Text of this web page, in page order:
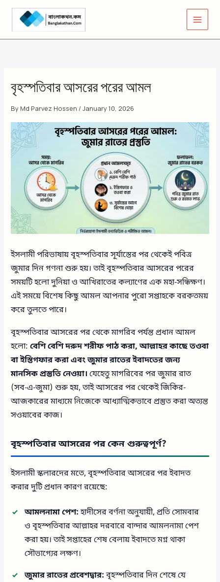
Skip
content
বৃহস্পতিবার আসরের পরের আমল
By Md Parvez Hossen /January 10, 2026
ইসলামী পরিভাষায় বৃহস্পতিবার সূর্যাস্তের পর থেকেই পবিত্র
জুমার দিন গণনা শুরু হয়। তাই বৃহস্পতিবার আসরের পরের
সময়টি হলো দুনিয়া ও আখিরাতের কল্যাণের এক মহা-সন্ধিক্ষণ।
এই সময়ে বিশেষ কিছু আমল আপনার পুরো সপ্তাহকে বরকতময়
করে তুলতে পারে।
বৃহস্পতিবার আসরের পর থেকে মাগরিব পর্যন্ত প্রধান আমল
হলো:বেশি বেশি দরুদ শরীফ পাঠ করা, আল্লাহর কাছে তওবা
বা ইস্তিগফার করা এবং জুমার রাতের ইবাদতের জন্য
মানসিক প্রস্তুতি নেওয়া। যেহেতু মাগরিবের পর জুমার রাত
(সব-এ-জুমা) শুরু হয়, তাই আসরের পর থেকেই জিকির-
আজকারের মাধ্যমে নিজেকে আধ্যাত্মিকভাবে প্রস্তুত করা অত্যন্ত
সওয়াবের কাজ।
বৃহস্পতিবার আসরের পর কেন গুরুত্বপূর্ণ?
ইসলামী স্কলারদের মতে, বৃহস্পতিবার আসরের পর ইবাদত
করার দুটি প্রধান কারণ রয়েছে:
আমলনামা পেশ:হাদীসের বর্ণনা অনুযায়ী, প্রতি সোমবার
ও বৃহস্পতিবার আল্লাহর দরবারে বান্দার আমলনামা পেশ
করা হয়। তাই সপ্তাহের শেষ বেলায় ইবাদতে মগ্ন থাকা
সৌভাগ্যের লক্ষণ।
জুমার রাতের প্রবেশদ্বার:বৃহস্পতিবার দিন শেষে যে